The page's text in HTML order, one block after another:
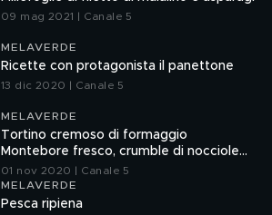
09 mag 2021 | Canale 5
MELAVERDE
Ricette con protagonista il panettone
13 dic 2020 | Canale 5
MELAVERDE
Tortino cremoso di formaggio
Montebore fresco, crumble di nocciole
piemontesi e gel di pesca nobile di
Volpedo
01 nov 2020 | Canale 5
MELAVERDE
Pesca ripiena